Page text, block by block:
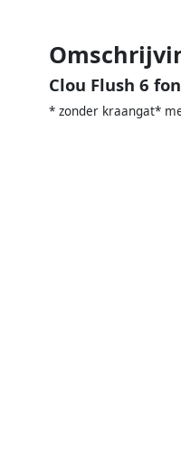
Clou Flush 6
* zonder kraangat*